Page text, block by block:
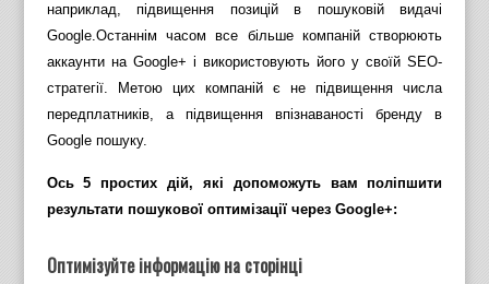
наприклад, підвищення позицій в пошуковій видачі
Google.Останнім часом все більше компаній створюють
аккаунти на Google+ і використовують його у своїй SEO-
стратегії. Метою цих компаній є не підвищення числа
передплатників, а підвищення впізнаваності бренду в
Google пошуку.
Ось 5 простих дій, які допоможуть вам поліпшити
результати пошукової оптимізації через Google+:
Оптимізуйте інформацію на сторінці